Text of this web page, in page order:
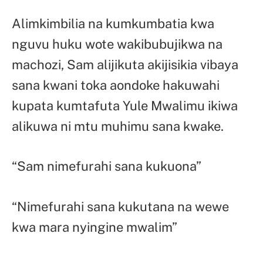
Alimkimbilia na kumkumbatia kwa
nguvu huku wote wakibubujikwa na
machozi, Sam alijikuta akijisikia vibaya
sana kwani toka aondoke hakuwahi
kupata kumtafuta Yule Mwalimu ikiwa
alikuwa ni mtu muhimu sana kwake.
“Sam nimefurahi sana kukuona”
“Nimefurahi sana kukutana na wewe
kwa mara nyingine mwalim”